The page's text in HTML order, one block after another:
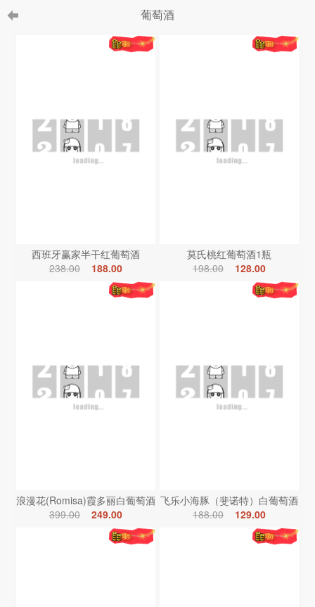
葡萄酒
西班牙赢家半干红葡萄酒
238.00
188.00
莫氏桃红葡萄酒1瓶
198.00
128.00
浪漫花(Romisa)霞多丽白葡萄酒
399.00
249.00
飞乐小海豚（斐诺特）白葡萄酒
188.00
129.00